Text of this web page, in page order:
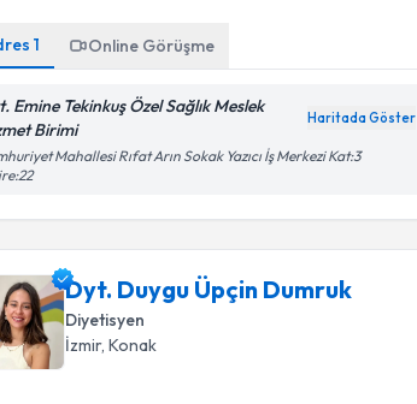
1 Online Görüşme
Emine Tekinkuş Özel Sağlık Meslek
Birimi
Haritada Göster
Mahallesi Rıfat Arın Sokak Yazıcı İş Merkezi Kat:3
Dyt. Duygu Üpçin Dumruk
Diyetisyen
İzmir, Konak